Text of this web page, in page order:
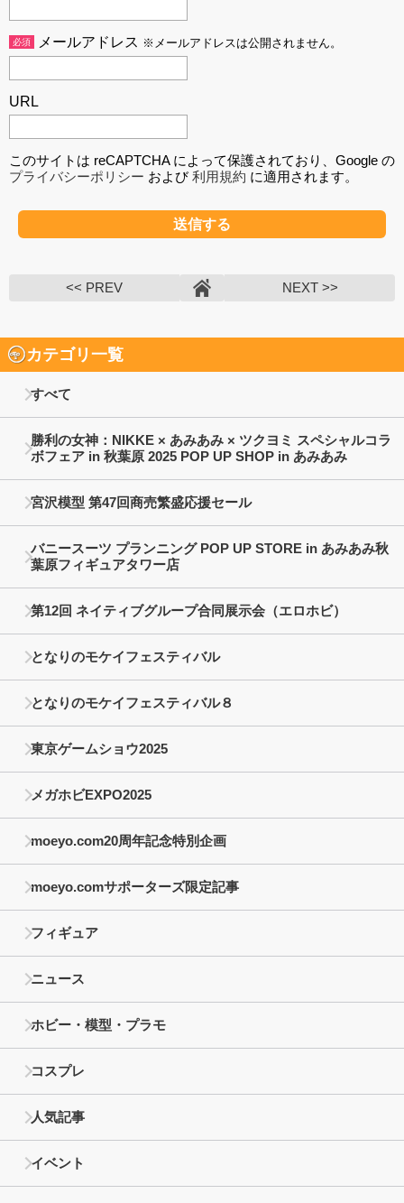
必須 メールアドレス ※メールアドレスは公開されません。
URL
このサイトは reCAPTCHA によって保護されており、Google の
プライバシーポリシー および利用規約 に適用されます。
<< PREV NEXT >>
カテゴリ一覧
すべて
勝利の女神：NIKKE × あみあみ × ツクヨミ スペシャルコラ
ボフェア in 秋葉原 2025 POP UP SHOP in あみあみ
宮沢模型 第47回商売繁盛応援セール
バニースーツ プランニング POP UP STORE in あみあみ秋
葉原フィギュアタワー店
第12回 ネイティブグループ合同展示会（エロホビ）
となりのモケイフェスティバル
となりのモケイフェスティバル８
東京ゲームショウ2025
メガホビEXPO2025
moeyo.com20周年記念特別企画
moeyo.comサポーターズ限定記事
フィギュア
ニュース
ホビー・模型・プラモ
コスプレ
人気記事
イベント